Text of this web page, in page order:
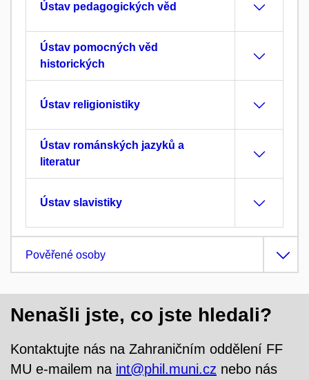
Ústav pedagogických věd
Ústav pomocných věd
historických
Ústav religionistiky
Ústav románských jazyků a
literatur
Ústav slavistiky
Pověřené osoby
Nenašli jste, co jste hledali?
Kontaktujte nás na Zahraničním oddělení FF
MU e-mailem na int@phil.muni.cz nebo nás